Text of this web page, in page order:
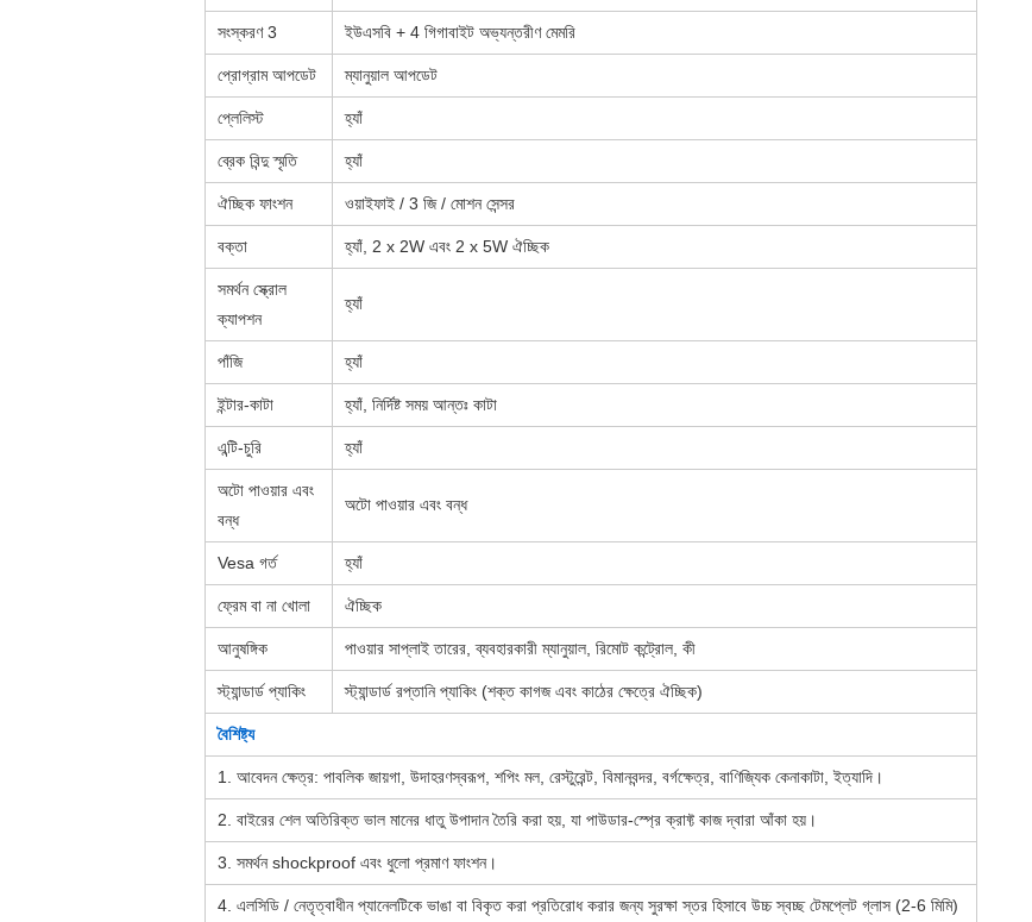
সংস্করণ 3 ইউএসবি + 4 গিগাবাইট অভ্যন্তরীণ মেমরি
প্রোগ্রাম আপডেট ম্যানুয়াল আপডেট
প্লেলিস্ট হ্যাঁ
ব্রেক বিন্দু স্মৃতি হ্যাঁ
ঐচ্ছিক ফাংশন ওয়াইফাই / 3 জি / মোশন সেন্সর
বক্তা হ্যাঁ, 2 x 2W এবং 2 x 5W ঐচ্ছিক
সমর্থন স্ক্রোল
ক্যাপশন
হ্যাঁ
পাঁজি হ্যাঁ
ইন্টার-কাটা হ্যাঁ, নির্দিষ্ট সময় আন্তঃ কাটা
এন্টি-চুরি হ্যাঁ
অটো পাওয়ার এবং
বন্ধ
অটো পাওয়ার এবং বন্ধ
Vesa গর্ত হ্যাঁ
ফ্রেম বা না খোলা ঐচ্ছিক
আনুষঙ্গিক পাওয়ার সাপ্লাই তারের, ব্যবহারকারী ম্যানুয়াল, রিমোট কন্ট্রোল, কী
স্ট্যান্ডার্ড প্যাকিং স্ট্যান্ডার্ড রপ্তানি প্যাকিং (শক্ত কাগজ এবং কাঠের ক্ষেত্রে ঐচ্ছিক)
বৈশিষ্ট্য
1. আবেদন ক্ষেত্র: পাবলিক জায়গা, উদাহরণস্বরূপ, শপিং মল, রেস্টুরেন্ট, বিমানবন্দর, বর্গক্ষেত্র, বাণিজ্যিক কেনাকাটা, ইত্যাদি।
2. বাইরের শেল অতিরিক্ত ভাল মানের ধাতু উপাদান তৈরি করা হয়, যা পাউডার-স্প্রে ক্রাফ্ট কাজ দ্বারা আঁকা হয়।
3. সমর্থন shockproof এবং ধুলো প্রমাণ ফাংশন।
4. এলসিডি / নেতৃত্বাধীন প্যানেলটিকে ভাঙা বা বিকৃত করা প্রতিরোধ করার জন্য সুরক্ষা স্তর হিসাবে উচ্চ স্বচ্ছ টেমপ্লেট গ্লাস (2-6 মিমি)